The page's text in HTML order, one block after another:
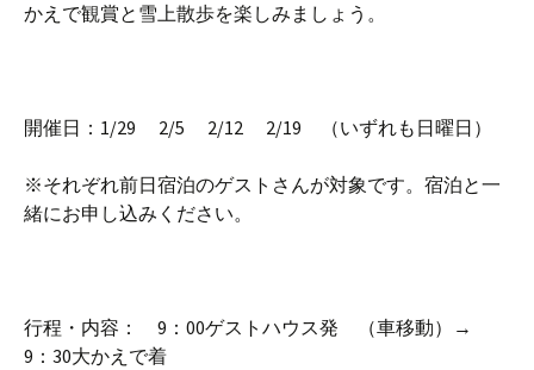
かえで観賞と雪上散歩を楽しみましょう。
開催日：1/29 2/5 2/12 2/19 （いずれも日曜日）
※それぞれ前日宿泊のゲストさんが対象です。宿泊と一
緒にお申し込みください。
行程・内容： 9：00ゲストハウス発 （車移動）→
9：30大かえで着